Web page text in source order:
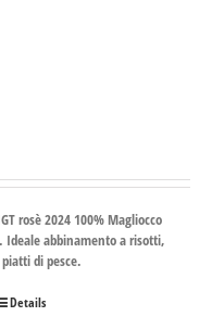
rosè 2024 100% Magliocco
abbinamento a risotti,
di pesce.
Details